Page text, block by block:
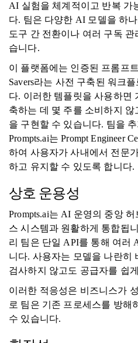
AI 실험을 체계적이고 반복 가
다. 팀은 다양한 AI 모델을 하
도구 간 전환이나 여러 구독
습니다.
이 플랫폼에는 인증된 프롬프
Savers라는 사전 구축된 워크
다. 이러한 템플릿을 사용하면
축하는 데 몇 주를 소비하지
을 구현할 수 있습니다. 팀을
Prompts.ai는 Prompt Engineer
하여 사용자가 사내에서 전문
하고 유지할 수 있도록 합니다.
상호 운용성
Prompts.ai는 AI 운영의 중앙
스 시스템과 원활하게 통합됩
리 팀은 단일 API를 통해 여러
니다. 사용자는 모델을 나란히
검사하지 않고도 공급자를 쉽
이러한 적응성은 비즈니스가
로 팀은 기존 프로세스를 방해
수 있습니다.